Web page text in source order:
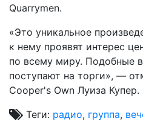
Quarrymen.
«Это уникальное
к нему проявят интерес
по всему миру. Подобные
поступают на торги», —
Cooper's Own Луиза Купер.
Теги: радио, группа,